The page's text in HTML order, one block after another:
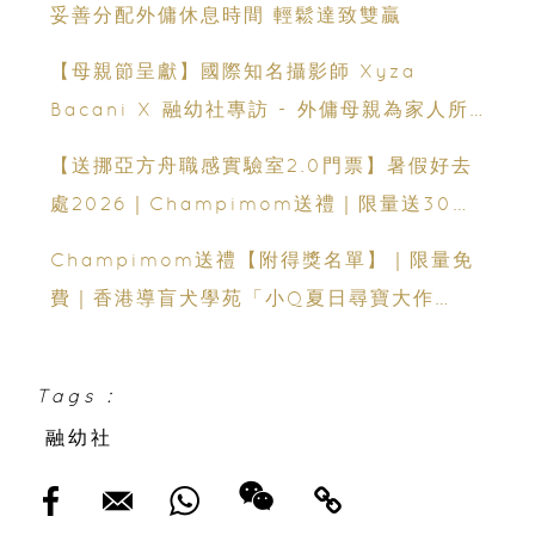
妥善分配外傭休息時間 輕鬆達致雙贏
【母親節呈獻】國際知名攝影師 Xyza
Bacani X 融幼社專訪 - 外傭母親為家人所
【送挪亞方舟職感實驗室2.0門票】暑假好去
處2026｜Champimom送禮｜限量送30套
Champimom送禮【附得獎名單】｜限量免
費｜香港導盲犬學苑「小Q夏日尋寶大作
Tags :
融幼社